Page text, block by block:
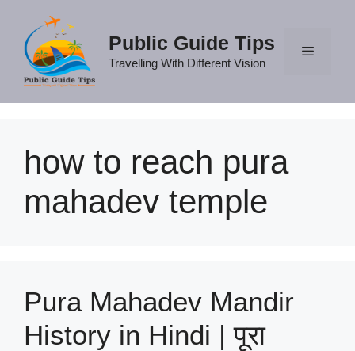
content
Public Guide Tips
Travelling With Different Vision
how to reach pura
mahadev temple
Pura Mahadev Mandir
History in Hindi | पूरा